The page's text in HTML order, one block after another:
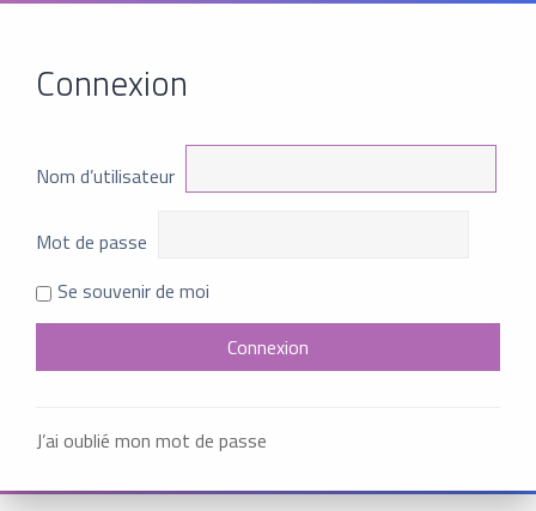
Connexion
Nom d’utilisateur
Mot de passe
Se souvenir de moi
J’ai oublié mon mot de passe